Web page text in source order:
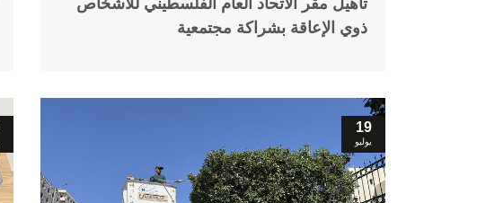
ذوي الإعاقة بشراكة مجتمعية
19
يوليو